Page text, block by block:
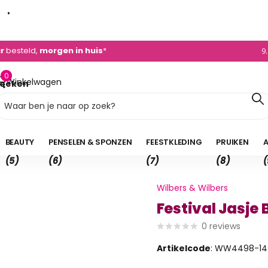
- 450 882
+31 (0)495 - 450 882
Winkelwagen
0
0,00
BEAUTY
(5)
PENSELEN & SPONZEN
(6)
FEESTKLEDING
(7)
PRUIKEN
(8)
Wilbers & Wilbers
Festival Jasje
0 reviews
Artikelcode: WW4498-